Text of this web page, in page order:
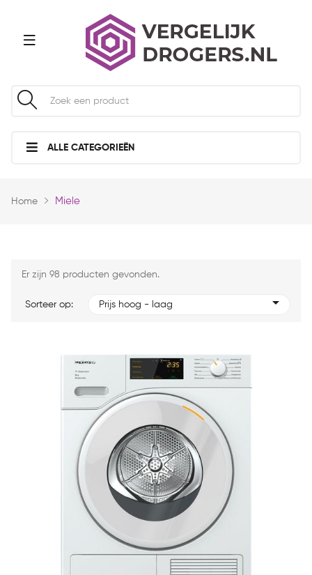
ALLE CATEGORIEËN
Home Miele
Er zijn 98 producten gevonden.
Sorteer op: Prijs hoog - laag